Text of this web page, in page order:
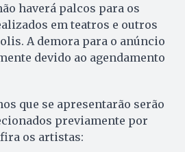
haverá palcos para os
em teatros e outros
A demora para o anúncio
devido ao agendamento
que se apresentarão serão
previamente por
os artistas: